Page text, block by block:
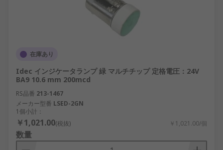
在庫あり
Idec インジケータランプ 緑 マルチチップ 定格電圧：24V
BA9 10.6 mm 200mcd
RS品番 213-1467
メーカー型番 LSED-2GN
1個小計：
￥1,021.00(税抜) ￥1,021.00/個
数量